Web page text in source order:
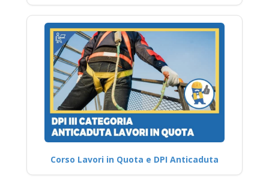
Corso Lavori in Quota e DPI Anticaduta